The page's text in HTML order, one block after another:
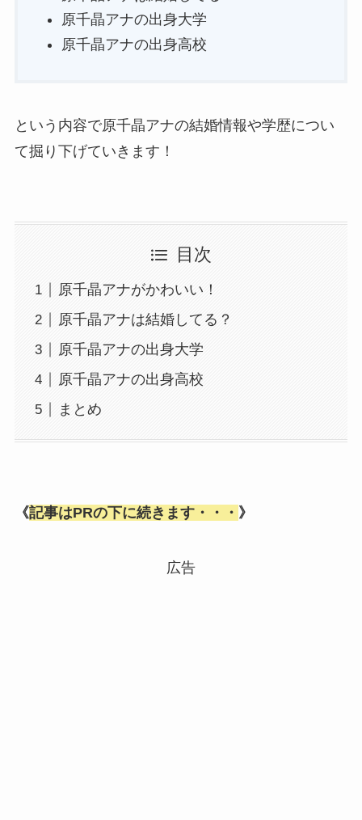
原千晶アナの出身大学
原千晶アナの出身高校
という内容で原千晶アナの結婚情報や学歴につい
て掘り下げていきます！
目次
原千晶アナがかわいい！
原千晶アナは結婚してる？
原千晶アナの出身大学
原千晶アナの出身高校
まとめ
《記事はPRの下に続きます・・・ 》
広告